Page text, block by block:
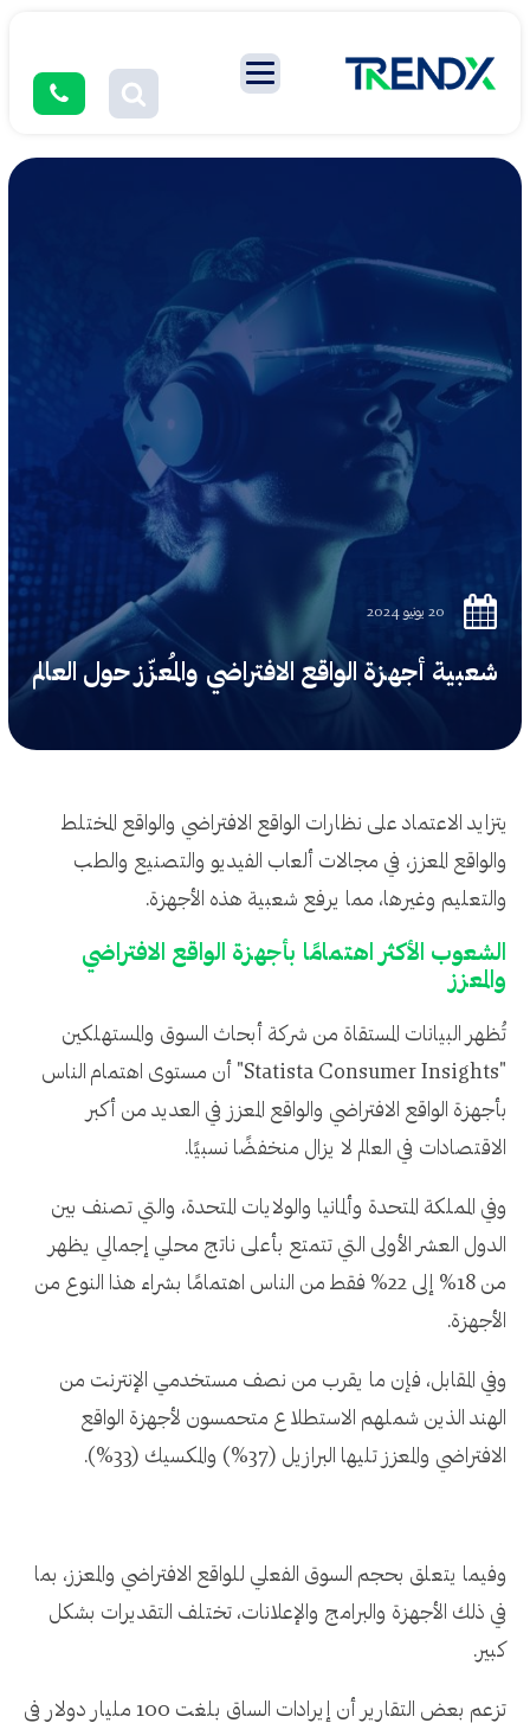
20 يونيو 2024
شعبية أجهزة الواقع الافتراضي والمُعزّز حول العالم
يتزايد الاعتماد على نظارات الواقع الافتراضي والواقع المختلط
والواقع المعزز، في مجالات ألعاب الفيديو والتصنيع والطب
والتعليم وغيرها، مما يرفع شعبية هذه الأجهزة.
الشعوب الأكثر اهتمامًا بأجهزة الواقع الافتراضي
والمعزز
تُظهر البيانات المستقاة من شركة أبحاث السوق والمستهلكين
"Statista Consumer Insights" أن مستوى اهتمام الناس
بأجهزة الواقع الافتراضي والواقع المعزز في العديد من أكبر
الاقتصادات في العالم لا يزال منخفضًا نسبيًا.
وفي المملكة المتحدة وألمانيا والولايات المتحدة، والتي تصنف بين
الدول العشر الأولى التي تتمتع بأعلى ناتج محلي إجمالي يظهر
من 18% إلى 22% فقط من الناس اهتمامًا بشراء هذا النوع من
الأجهزة.
وفي المقابل، فإن ما يقرب من نصف مستخدمي الإنترنت من
الهند الذين شملهم الاستطلاع متحمسون لأجهزة الواقع
الافتراضي والمعزز تليها البرازيل (37%) والمكسيك (33%).
وفيما يتعلق بحجم السوق الفعلي للواقع الافتراضي والمعزز، بما
في ذلك الأجهزة والبرامج والإعلانات، تختلف التقديرات بشكل
كبير.
تزعم بعض التقارير أن إيرادات الساق بلغت 100 مليار دولار في